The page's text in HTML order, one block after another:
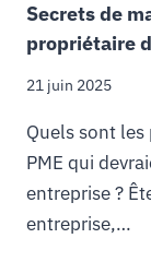
Secrets de
propriétaire
21 juin 2025
Quels sont
PME qui
entreprise ?
entreprise,…